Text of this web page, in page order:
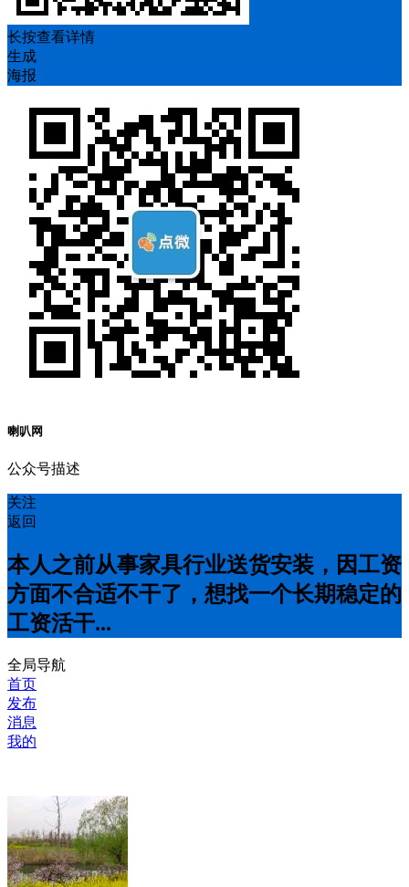
长按查看详情
生成
海报
喇叭网
公众号描述
关注
返回
本人之前从事家具行业送货安装，因工资
方面不合适不干了，想找一个长期稳定的
工资活干...
全局导航
首页
发布
消息
我的